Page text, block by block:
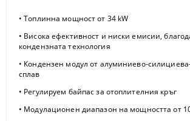
• Топлинна мощност от 34 kW
• Висока ефективност и ниски емисии,
кондензната технология
• Кондензен модул от алуминиево-
сплав
• Регyлируем байпас за отоплителния кръг
• Модулационен диапазон на мощността от